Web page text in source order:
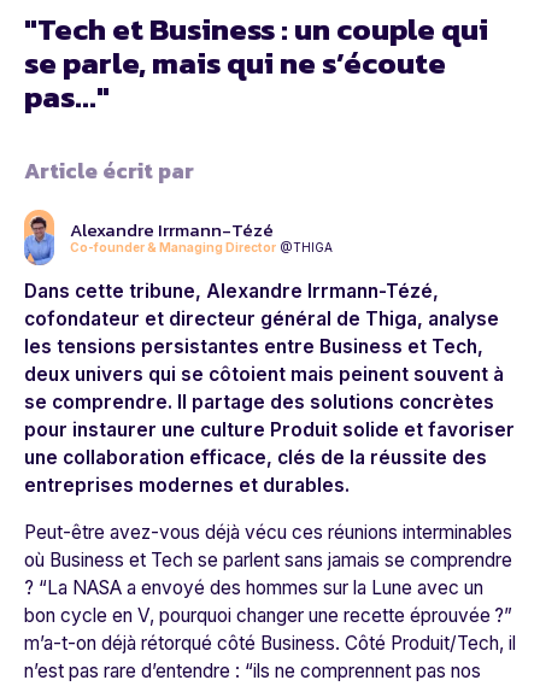
"Tech et Business : un couple qui
se parle, mais qui ne s’écoute
pas..."
Article écrit par
Alexandre Irrmann-Tézé
Co-founder & Managing Director @THIGA
Dans cette tribune, Alexandre Irrmann-Tézé,
cofondateur et directeur général de Thiga, analyse
les tensions persistantes entre Business et Tech,
deux univers qui se côtoient mais peinent souvent à
se comprendre. Il partage des solutions concrètes
pour instaurer une culture Produit solide et favoriser
une collaboration efficace, clés de la réussite des
entreprises modernes et durables.
Peut-être avez-vous déjà vécu ces réunions interminables
où Business et Tech se parlent sans jamais se comprendre
? “La NASA a envoyé des hommes sur la Lune avec un
bon cycle en V, pourquoi changer une recette éprouvée ?”
m’a-t-on déjà rétorqué côté Business. Côté Produit/Tech, il
n’est pas rare d’entendre : “ils ne comprennent pas nos